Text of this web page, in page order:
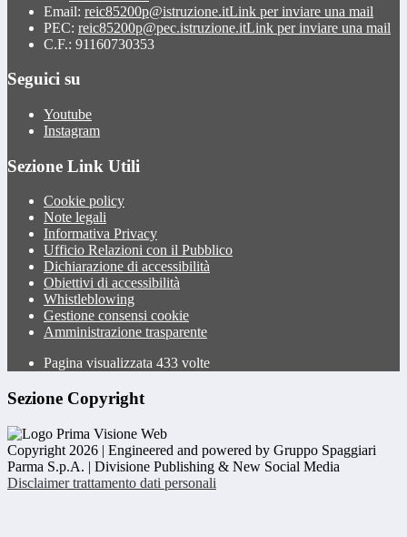
Email: reic85200p@istruzione.itLink per inviare una mail
PEC: reic85200p@pec.istruzione.itLink per inviare una mail
C.F.: 91160730353
Seguici su
Youtube
Instagram
Sezione Link Utili
Cookie policy
Note legali
Informativa Privacy
Ufficio Relazioni con il Pubblico
Dichiarazione di accessibilità
Obiettivi di accessibilità
Whistleblowing
Gestione consensi cookie
Amministrazione trasparente
Pagina visualizzata 433 volte
Sezione Copyright
Copyright 2026 | Engineered and powered by Gruppo Spaggiari
Parma S.p.A. | Divisione Publishing & New Social Media
Disclaimer trattamento dati personali